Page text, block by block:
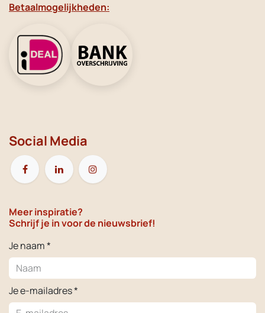
Betaalmogelijkheden:
Social Media
Meer inspiratie?
Schrijf je in voor de nieuwsbrief!
Je naam *
Je e-mailadres *